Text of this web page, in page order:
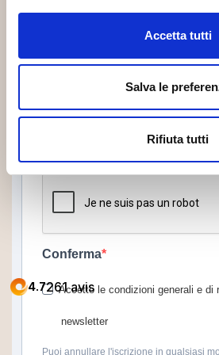
Accetta tutti
Salva le
Rifiuta tutti
Indica il tuo indirizzo email per iscriverti.
Modulo sicuro con
Conferma
Accetto le condizioni generali e di
newsletter
Puoi annullare l'iscrizione in qualsiasi